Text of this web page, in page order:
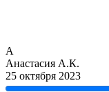
А
Анастасия А.К.
25 октября 2023